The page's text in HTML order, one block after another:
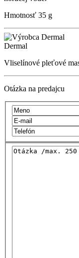
Hmotnosť 35 g
Dermal
Vliselínové pleťové
Otázka na predajcu